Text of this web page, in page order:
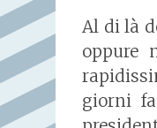
Al di là
oppure
giorni